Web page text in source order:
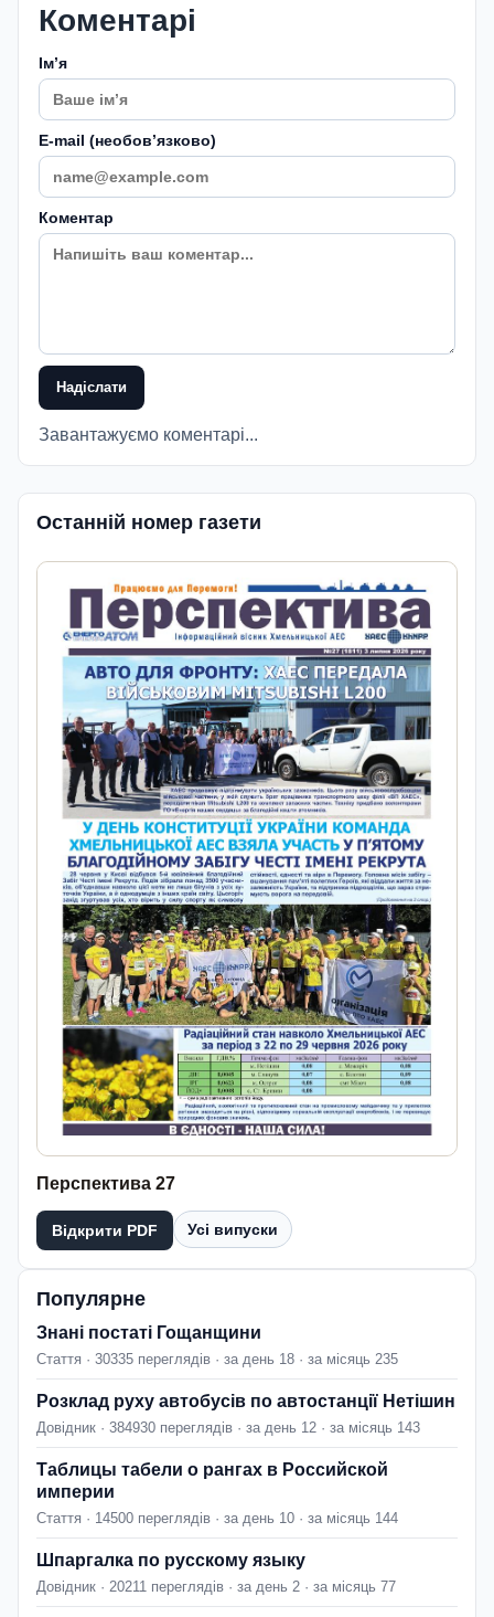
Коментарі
Імʼя
E-mail (необовʼязково)
Коментар
Надіслати
Завантажуємо коментарі...
Останній номер газети
Перспектива 27
Відкрити PDF Усі випуски
Популярне
Знані постаті Гощанщини
Стаття · 30335 переглядів · за день 18 · за місяць 235
Розклад руху автобусів по автостанції Нетішин
Довідник · 384930 переглядів · за день 12 · за місяць 143
Таблицы табели о рангах в Российской
империи
Стаття · 14500 переглядів · за день 10 · за місяць 144
Шпаргалка по русскому языку
Довідник · 20211 переглядів · за день 2 · за місяць 77